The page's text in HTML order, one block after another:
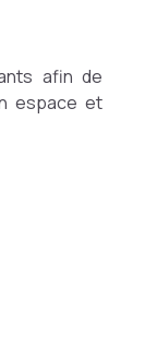
afin de
espace et